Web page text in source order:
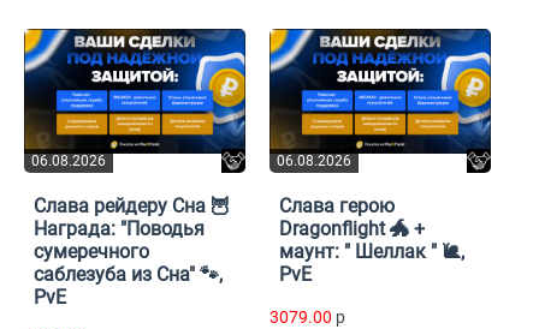
06.08.2026
Слава рейдеру Сна 🦉
Награда: "Поводья
сумеречного
саблезуба из Сна" 🐾,
PvE
06.08.2026
Слава герою
Dragonflight 🐲 +
маунт: " Шеллак " 🐌,
PvE
3079.00 p